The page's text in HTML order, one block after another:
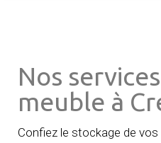
Nos
meuble à
Confiez le stockage de